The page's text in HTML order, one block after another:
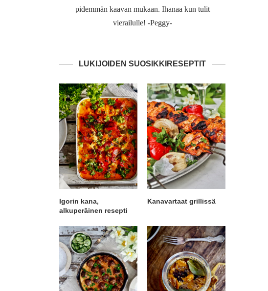
pidemmän kaavan mukaan. Ihanaa kun tulit
vierailulle! -Peggy-
LUKIJOIDEN SUOSIKKIRESEPTIT
Igorin kana,
alkuperäinen resepti
Kanavartaat grillissä